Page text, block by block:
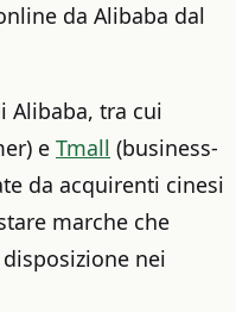
da Alibaba dal
Alibaba, tra cui
e Tmall (business-
da acquirenti cinesi
marche che
nei